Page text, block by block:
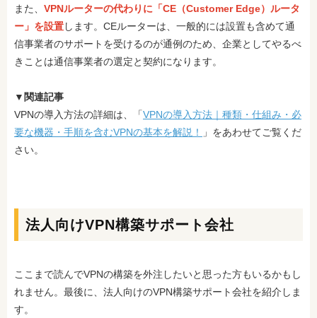
また、 VPNルーターの代わりに「CE（Customer Edge）ルータ
ー」を設置します。CEルーターは、一般的には設置も含めて通
信事業者のサポートを受けるのが通例のため、企業としてやるべ
きことは通信事業者の選定と契約になります。
▼関連記事
VPNの導入方法の詳細は、「VPNの導入方法｜種類・仕組み・必
要な機器・手順を含むVPNの基本を解説！
」をあわせてご覧くだ
さい。
法人向けVPN構築サポート会社
ここまで読んでVPNの構築を外注したいと思った方もいるかもし
れません。最後に、法人向けのVPN構築サポート会社を紹介しま
す。